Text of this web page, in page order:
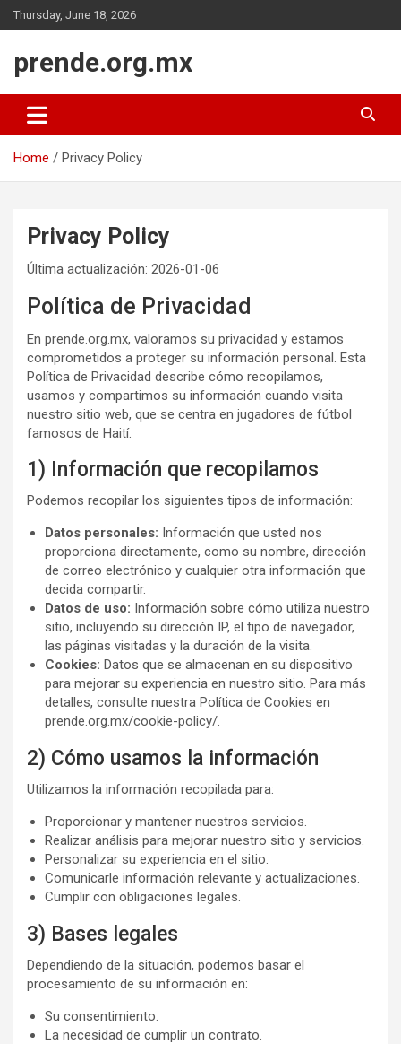
Skip
to
Thursday, June 18, 2026
prende.org.mx
Home Privacy Policy
Privacy Policy
Última actualización: 2026-01-06
Política de Privacidad
En prende.org.mx, valoramos su privacidad y estamos
comprometidos a proteger su información personal. Esta
Política de Privacidad describe cómo recopilamos,
usamos y compartimos su información cuando visita
nuestro sitio web, que se centra en jugadores de fútbol
famosos de Haití.
1) Información que recopilamos
Podemos recopilar los siguientes tipos de información:
Datos personales: Información que usted nos
proporciona directamente, como su nombre, dirección
de correo electrónico y cualquier otra información que
decida compartir.
Datos de uso: Información sobre cómo utiliza nuestro
sitio, incluyendo su dirección IP, el tipo de navegador,
las páginas visitadas y la duración de la visita.
Cookies: Datos que se almacenan en su dispositivo
para mejorar su experiencia en nuestro sitio. Para más
detalles, consulte nuestra Política de Cookies en
prende.org.mx/cookie-policy/.
2) Cómo usamos la información
Utilizamos la información recopilada para:
Proporcionar y mantener nuestros servicios.
Realizar análisis para mejorar nuestro sitio y servicios.
Personalizar su experiencia en el sitio.
Comunicarle información relevante y actualizaciones.
Cumplir con obligaciones legales.
3) Bases legales
Dependiendo de la situación, podemos basar el
procesamiento de su información en:
Su consentimiento.
La necesidad de cumplir un contrato.